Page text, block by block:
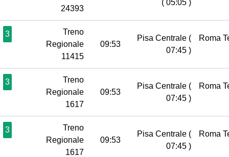
24393
( 05:05 )
3
Treno
Regionale
11415
09:53
Pisa Centrale (
07:45 )
Roma
3
Treno
Regionale
1617
09:53
Pisa Centrale (
07:45 )
Roma
3
Treno
Regionale
1617
09:53
Pisa Centrale (
07:45 )
Roma